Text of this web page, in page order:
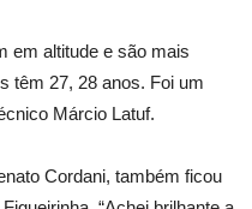
em altitude e são mais
têm 27, 28 anos. Foi um
Márcio Latuf.
Cordani, também ficou